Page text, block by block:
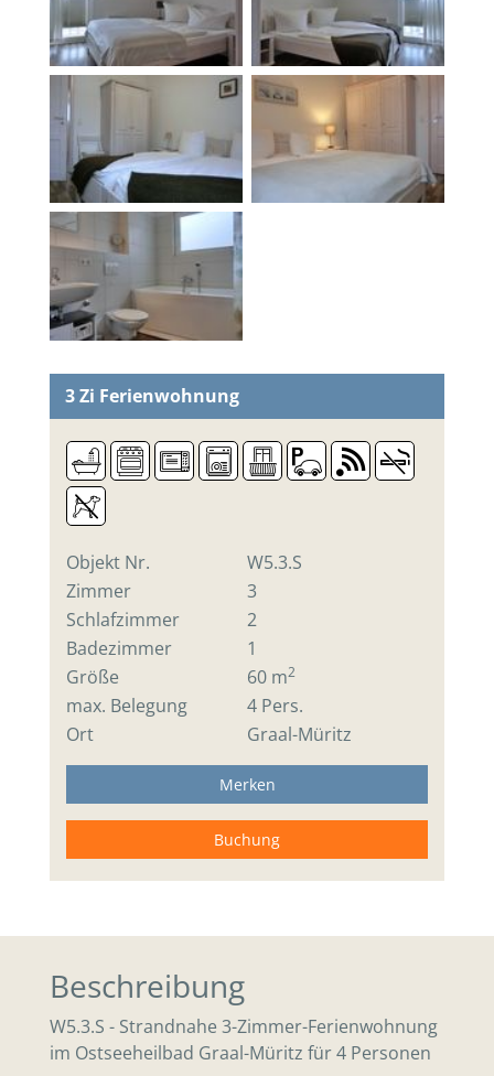
3 Zi Ferienwohnung
Objekt Nr.
W5.3.S
Zimmer
3
Schlafzimmer
2
Badezimmer
1
Größe
60 m2
max. Belegung
4 Pers.
Ort
Graal-Müritz
Merken
Buchung
Beschreibung
W5.3.S - Strandnahe 3-Zimmer-Ferienwohnung
im Ostseeheilbad Graal-Müritz für 4 Personen